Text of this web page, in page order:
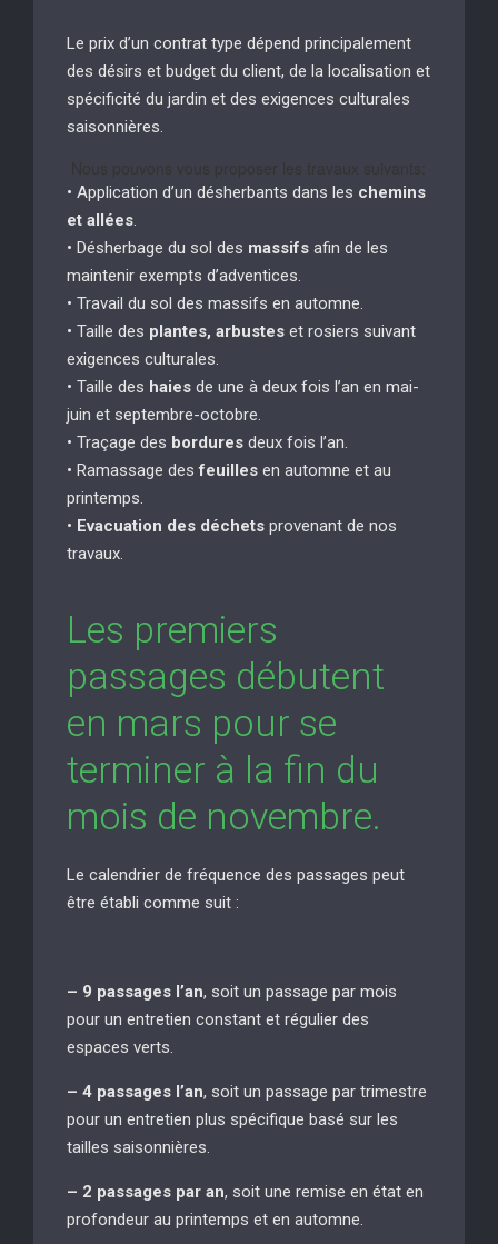
Le prix d’un contrat type dépend principalement
des désirs et budget du client, de la localisation et
spécificité du jardin et des exigences culturales
saisonnières.
• Application d’un désherbants dans les chemins
et allées
• Désherbage du sol des massifs afin de les
maintenir exempts d’adventices.
• Travail du sol des massifs en automne.
• Taille des plantes, arbustes et rosiers suivant
exigences culturales.
• Taille des haies de une à deux fois l’an en mai-
juin et septembre-octobre.
• Traçage des bordures deux fois l’an.
• Ramassage desfeuilles en automne et au
printemps.
• Evacuation des déchets provenant de nos
travaux.
Les premiers
passages débutent
en mars pour se
terminer à la fin du
mois de novembre.
Le calendrier de fréquence des passages peut
être établi comme suit :
– 9 passages l’an, soit un passage par mois
pour un entretien constant et régulier des
espaces verts.
– 4 passages l’an, soit un passage par trimestre
pour un entretien plus spécifique basé sur les
tailles saisonnières.
– 2 passages par an, soit une remise en état en
profondeur au printemps et en automne.